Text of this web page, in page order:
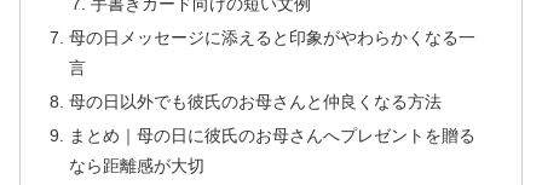
母の日メッセージに添えると印象がやわらかくなる一
言
母の日以外でも彼氏のお母さんと仲良くなる方法
まとめ｜母の日に彼氏のお母さんへプレゼントを贈る
なら距離感が大切